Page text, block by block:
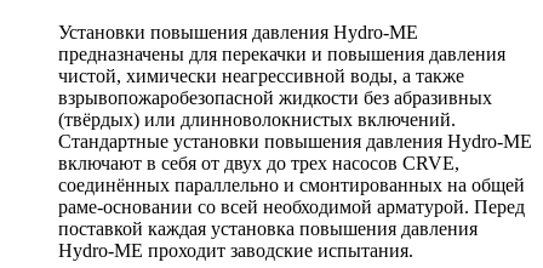
Установки повышения давления Hydro-ME
предназначены для перекачки и повышения давления
чистой, химически неагрессивной воды, а также
взрывопожаробезопасной жидкости без абразивных
(твёрдых) или длинноволокнистых включений.
Стандартные установки повышения давления Hydro-ME
включают в себя от двух до трех насосов CRVE,
соединённых параллельно и смонтированных на общей
раме-основании со всей необходимой арматурой. Перед
поставкой каждая установка повышения давления
Hydro-ME проходит заводские испытания.